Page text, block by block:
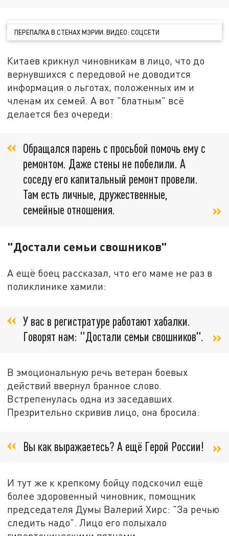
ПЕРЕПАЛКА В СТЕНАХ МЭРИИ. ВИДЕО: СОЦСЕТИ
Китаев крикнул чиновникам в лицо, что до
вернувшихся с передовой не доводится
информация о льготах, положенных им и
членам их семей. А вот "блатным" всё
делается без очереди:
Обращался парень с просьбой помочь ему с
ремонтом. Даже стены не побелили. А
соседу его капитальный ремонт провели.
Там есть личные, дружественные,
семейные отношения.
"Достали семьи свошников"
А ещё боец рассказал, что его маме не раз в
поликлинике хамили:
У вас в регистратуре работают хабалки.
Говорят нам: "Достали семьи свошников".
В эмоциональную речь ветеран боевых
действий ввернул бранное слово.
Встрепенулась одна из заседавших.
Презрительно скривив лицо, она бросила:
Вы как выражаетесь? А ещё Герой России!
И тут же к крепкому бойцу подскочил ещё
более здоровенный чиновник, помощник
председателя Думы Валерий Хирс: "За речью
следить надо". Лицо его полыхало